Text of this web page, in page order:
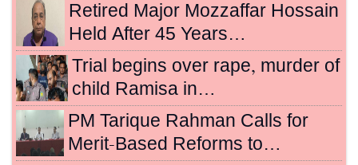
Retired Major Mozzaffar Hossain
Held After 45 Years…
Trial begins over rape, murder of
child Ramisa in…
PM Tarique Rahman Calls for
Merit-Based Reforms to…